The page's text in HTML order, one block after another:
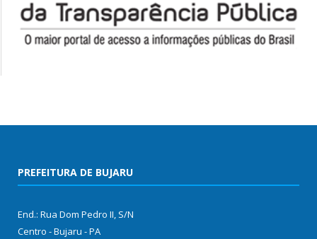
PREFEITURA DE BUJARU
End.: Rua Dom Pedro II, S/N
Centro - Bujaru - PA